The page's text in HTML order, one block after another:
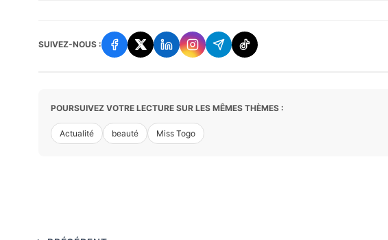
SUIVEZ-NOUS :
POURSUIVEZ VOTRE LECTURE SUR LES MÊMES THÈMES :
Actualité beauté Miss Togo